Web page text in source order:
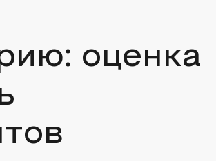
оценка